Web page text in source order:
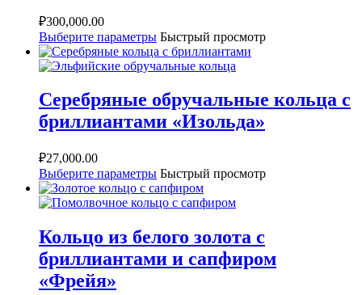
₽300,000.00
Выберите параметры Быстрый просмотр
Серебряные обручальные кольца с
бриллиантами «Изольда»
₽27,000.00
Выберите параметры Быстрый просмотр
Кольцо из белого золота с
бриллиантами и сапфиром
«Фрейя»